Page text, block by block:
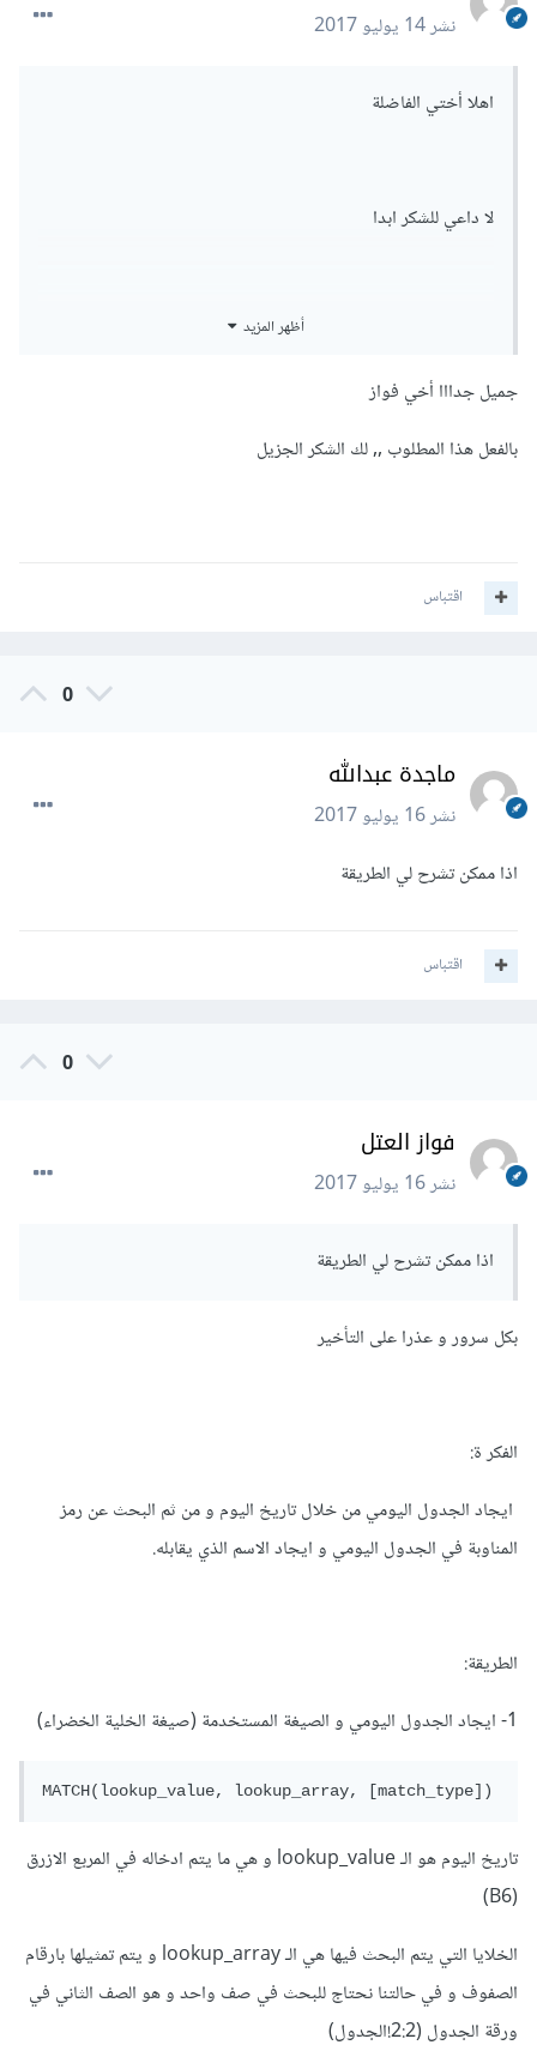
نشر14 يوليو 2017
اهلا أختي الفاضلة
لا داعي للشكر ابدا
جربي الملف المرفق فاذا كان هو المطلوب فسأشرح الصيغ لاحقا
في ورقة الاسايمنت وضعت خلية زرقاء أدخلي فيها اليوم بالهجري
أظهر المزيد
جميل جدااا أخي فواز
بالفعل هذا المطلوب ,, لك الشكر الجزيل
اقتباس
0
ماجدة عبدالله
نشر16 يوليو 2017
اذا ممكن تشرح لي الطريقة
اقتباس
0
فواز العتل
نشر16 يوليو 2017
اذا ممكن تشرح لي الطريقة
بكل سرور و عذرا على التأخير
الفكر ة:
ايجاد الجدول اليومي من خلال تاريخ اليوم و من ثم البحث عن رمز
المناوبة في الجدول اليومي و ايجاد الاسم الذي يقابله.
الطريقة:
1- ايجاد الجدول اليومي و الصيغة المستخدمة (صيغة الخلية الخضراء)
MATCH(lookup_value, lookup_array, [match_type])
تاريخ اليوم هو الـ lookup_value و هي ما يتم ادخاله في المربع الازرق
الخلايا التي يتم البحث فيها هي الـ lookup_array و يتم تمثيلها بارقام
الصفوف و في حالتنا نحتاج للبحث في صف واحد و هو الصف الثاني في
ورقة الجدول (2:2!الجدول)